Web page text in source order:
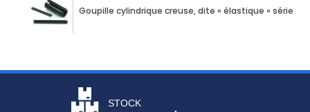
Goupille cylindrique creuse, dite « élastique » série
STOCK